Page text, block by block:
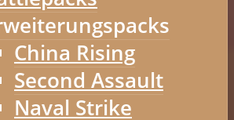
China Rising
Second Assault
Naval Strike